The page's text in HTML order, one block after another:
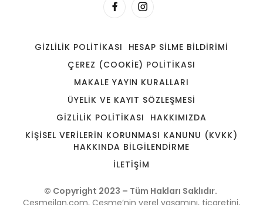
GIZLILIK POLITIKASI
HESAP SILME BILDIRIMI
ÇEREZ (COOKIE) POLITIKASI
MAKALE YAYIN KURALLARI
ÜYELIK VE KAYIT SÖZLEŞMESI
GIZLILIK POLITIKASI
HAKKIMIZDA
KIŞISEL VERILERIN KORUNMASI KANUNU (KVKK)
HAKKINDA BILGILENDIRME
İLETIŞIM
© Copyright 2023 – Tüm Hakları Saklıdır.
Cesmeilan.com, Çeşme’nin yerel yaşamını, ticaretini,